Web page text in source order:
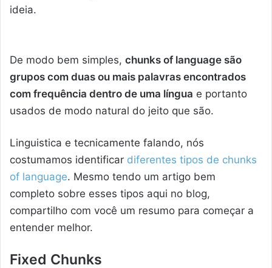
ideia.
De modo bem simples, chunks of language são
grupos com duas ou mais palavras encontrados
com frequência dentro de uma língua e portanto
usados de modo natural do jeito que são.
Linguistica e tecnicamente falando, nós
costumamos identificar diferentes tipos de chunks
of language. Mesmo tendo um artigo bem
completo sobre esses tipos aqui no blog,
compartilho com você um resumo para começar a
entender melhor.
Fixed Chunks